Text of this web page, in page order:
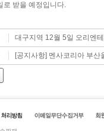
로 받을 예정입니다.
대구지역 12월 5일 오리엔
[공지사항] 멘사코리아 부